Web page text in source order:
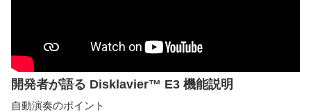
開発者が語る Disklavier™ E3 機能説明
自動演奏のポイント